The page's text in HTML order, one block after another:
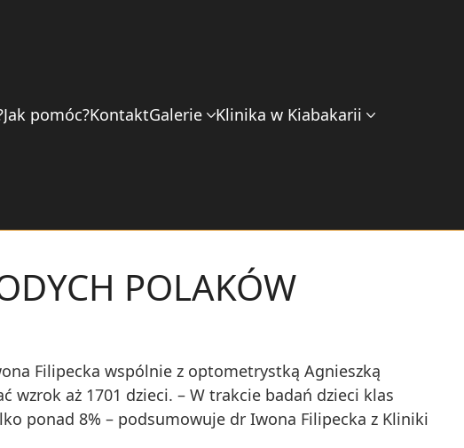
Jak pomóc?KontaktGalerie Klinika w Kiabakarii
POLAKÓW
Filipecka wspólnie z optometrystką Agnieszką
wzrok aż 1701 dzieci. – W trakcie badań dzieci klas
ponad 8% – podsumowuje dr Iwona Filipecka z Kliniki